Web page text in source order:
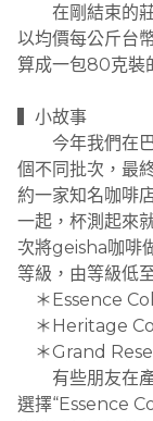
在剛結束的莊
以均價每公斤台
算成一包80克裝
▍小故事
今年我們在巴
個不同批次，最
約一家知名咖啡
一起，杯測起來
次將geisha咖啡
等級，由等級低
＊Essence
＊Heritage
＊Grand
有些朋友在產
選擇“Essence